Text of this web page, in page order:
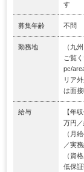
す
募集年齢 不問
勤務地
（九
ご覧
pc/
リア
は面接
給与
【年
万円
（⽉
／実
（資
低保